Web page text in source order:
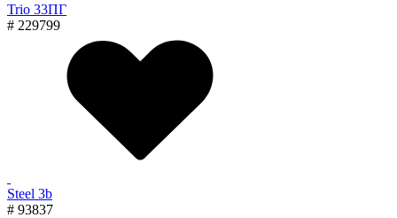
Trio 33ПГ
# 229799
Steel 3b
# 93837